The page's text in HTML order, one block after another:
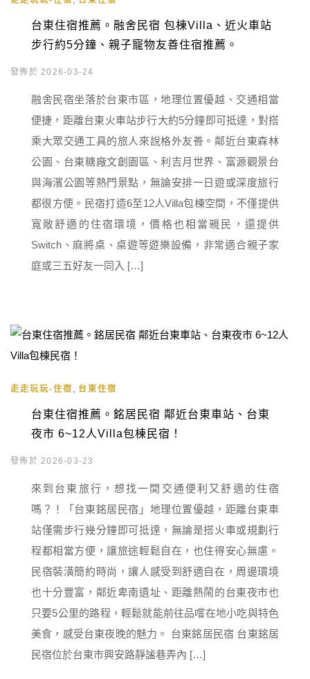
台東住宿推薦。融舍民宿 包棟Villa、近火車站
步行約5分鐘、親子寵物友善住宿推薦。
發佈於 2026-03-24
融舍民宿坐落於台東市區，地理位置優越、交通相當
便捷，距離台東火車站步行大約5分鐘即可抵達，對搭
乘大眾交通工具的旅人來說格外友善。鄰近台東森林
公園、台東糖廠文創園區、利吉月世界、富源觀景台
與海濱公園等熱門景點，無論安排一日遊或深度旅行
都很方便。民宿打造6至12人Villa包棟空間，不僅提供
寬敞舒適的住宿環境，價格也相當親民，還提供
Switch、麻將桌、桌遊等遊樂設備，非常適合親子家
庭或三五好友一同入 […]
走走玩玩-住宿 台東住宿
台東住宿推薦。銘居民宿 鄰近台東車站、台東
夜市 6~12人Villa包棟民宿！
發佈於 2026-03-23
來到台東旅行，想找一間交通便利又舒適的住宿
嗎？！「台東銘居民宿」地理位置優越，距離台東車
站僅需步行幾分鐘即可抵達，無論是搭火車或規劃行
程都相當方便，讓旅途輕鬆自在，也住得安心無慮。
民宿裝潢簡約時尚，讓人感受到舒適自在，周邊環境
也十分豐富，鄰近卑南遺址、距離熱鬧的台東夜市也
只要5公里的路程，輕鬆就能前往品嚐在地小吃與特色
美食，感受台東夜晚的魅力。 台東銘居民宿 台東銘居
民宿位於台東市興安路靜謐巷弄內 […]